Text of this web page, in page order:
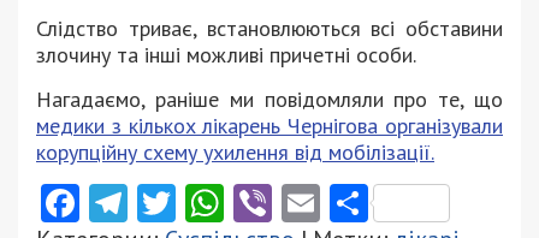
Слідство триває, встановлюються всі обставини
злочину та інші можливі причетні особи.
Нагадаємо, раніше ми повідомляли про те, що
медики з кількох лікарень Чернігова організували
корупційну схему ухилення від мобілізації.
Facebook
Telegram
Twitter
WhatsApp
ViberEmail